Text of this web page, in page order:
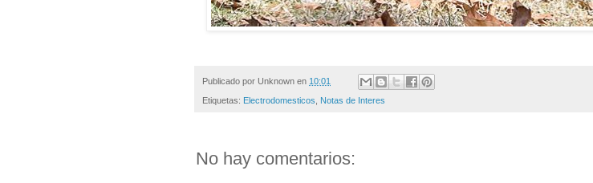
Publicado por Unknown en 10:01
Etiquetas: Electrodomesticos Notas de Interes
No hay comentarios: